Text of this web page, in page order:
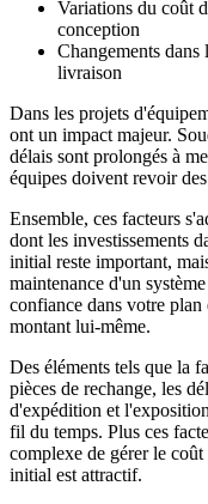
Variations du coût
conception
Changements dans
livraison
Dans les projets
ont un impact majeur.
délais sont prolongés à
équipes doivent revoir
Ensemble, ces facteurs
dont les investissements
initial reste important,
maintenance d'un
confiance dans votre plan
montant lui-même.
Des éléments tels que la
pièces de rechange, les
d'expédition et
fil du temps. Plus ces
complexe de gérer le
initial est attractif.